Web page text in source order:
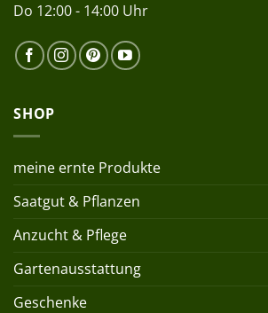
Do 12:00 - 14:00 Uhr
SHOP
meine ernte Produkte
Saatgut & Pflanzen
Anzucht & Pflege
Gartenausstattung
Geschenke